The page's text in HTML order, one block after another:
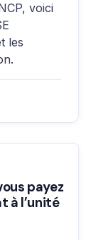
voici
les
payez
à l’unité